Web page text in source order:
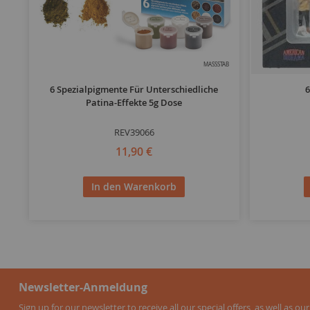
MASSSTAB
6 Spezialpigmente Für Unterschiedliche
Patina-Effekte 5g Dose
REV39066
11,90 €
In den Warenkorb
Newsletter-Anmeldung
Sign up for our newsletter to receive all our special offers, as well as our